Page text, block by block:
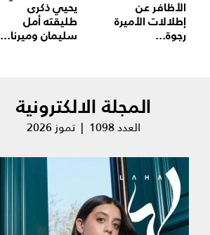
الأظافر عن
إطلالات الأميرة
رجوة...
يحيي ذكرى
طليقته أمل
سليمان وميرنا...
المجلة الالكترونية
العدد 1098 | تموز 2026